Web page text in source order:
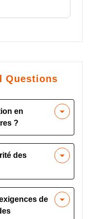
Questions
en
?
de
de
la sécurité de
et la
et
des
OSHA fait
par
Health
de